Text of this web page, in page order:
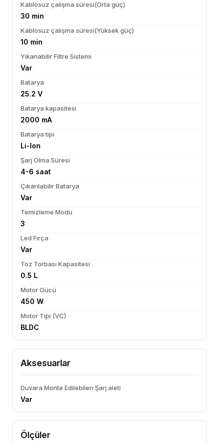
Kablosuz çalışma süresi(Orta güç)
30 min
Kablosuz çalışma süresi(Yüksek güç)
10 min
Yıkanabilir Filtre Sistemi
Var
Batarya
25.2 V
Batarya kapasitesi
2000 mA
Batarya tipi
Li-Ion
Şarj Olma Süresi
4-6 saat
Çıkarılabilir Batarya
Var
Temizleme Modu
3
Led Fırça
Var
Toz Torbası Kapasitesi
0.5 L
Motor Gücü
450 W
Motor Tipi (VC)
BLDC
Aksesuarlar
Duvara Monte Edilebilen Şarj aleti
Var
Ölçüler